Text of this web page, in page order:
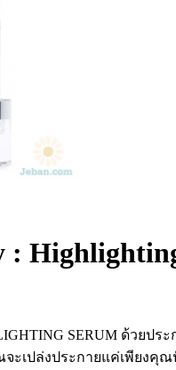
:
SERUM ด้วย
เปล่งประกายแค่เพียงคุณ